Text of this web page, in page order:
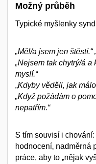
Možný průběh
Typické myšlenky
„Měl/a jsem jen štěstí.“
„Nejsem tak chytrý/á
myslí.“
„Kdyby věděli, jak
„Když požádám o
nepatřím.“
S tím souvisí i
hodnocení, nadměrná
práce, aby to „nějak